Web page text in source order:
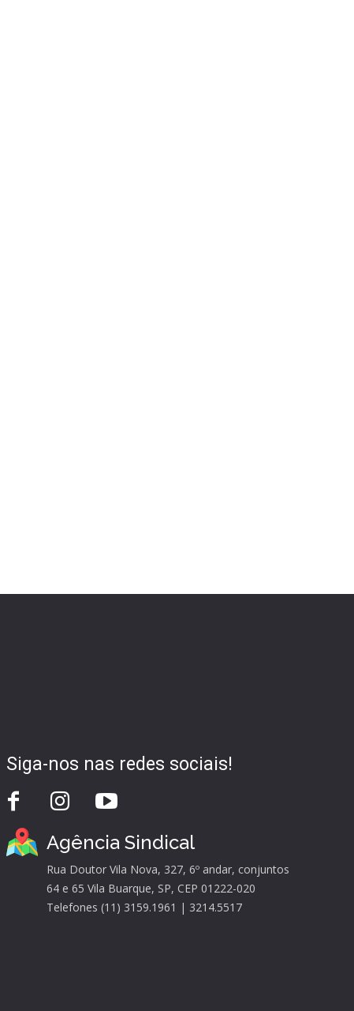
Siga-nos nas redes sociais!
Agência Sindical
Rua Doutor Vila Nova, 327, 6º andar, conjuntos
64 e 65 Vila Buarque, SP, CEP 01222-020
Telefones (11) 3159.1961 | 3214.5517